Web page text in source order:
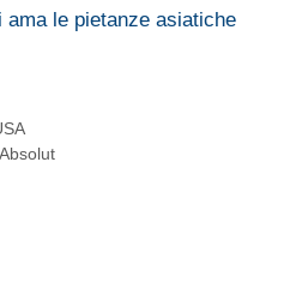
le pietanze asiatiche